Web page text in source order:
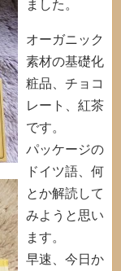
ました。
オーガニック
素材の基礎化
粧品、チョコ
レート、紅茶
です。
パッケージの
ドイツ語、何
とか解読して
みようと思い
ます。
早速、今日か